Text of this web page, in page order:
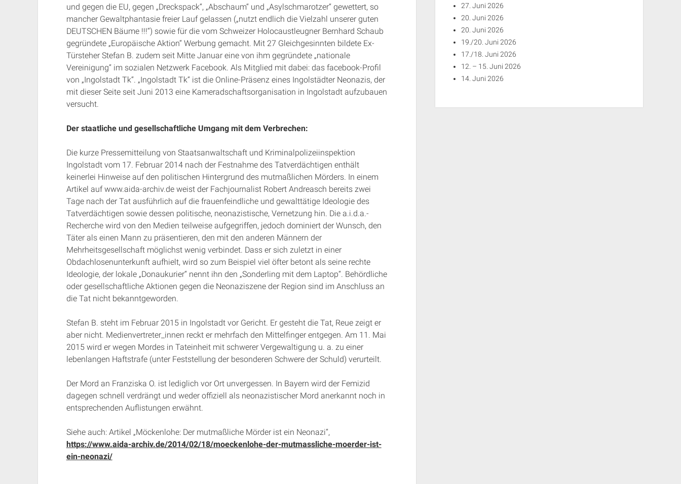
und gegen die EU, gegen „Dreckspack“, „Abschaum“ und „Asylschmarotzer“ gewettert, so
mancher Gewaltphantasie freier Lauf gelassen („nutzt endlich die Vielzahl unserer guten
DEUTSCHEN Bäume !!!“) sowie für die vom Schweizer Holocaustleugner Bernhard Schaub
gegründete „Europäische Aktion“ Werbung gemacht. Mit 27 Gleichgesinnten bildete Ex-
Türsteher Stefan B. zudem seit Mitte Januar eine von ihm gegründete „nationale
Vereinigung“ im sozialen Netzwerk Facebook. Als Mitglied mit dabei: das facebook-Profil
von „Ingolstadt Tk“. „Ingolstadt Tk“ ist die Online-Präsenz eines Ingolstädter Neonazis, der
mit dieser Seite seit Juni 2013 eine Kameradschaftsorganisation in Ingolstadt aufzubauen
versucht.
Der staatliche und gesellschaftliche Umgang mit dem Verbrechen:
Die kurze Pressemitteilung von Staatsanwaltschaft und Kriminalpolizeiinspektion
Ingolstadt vom 17. Februar 2014 nach der Festnahme des Tatverdächtigen enthält
keinerlei Hinweise auf den politischen Hintergrund des mutmaßlichen Mörders. In einem
Artikel auf www.aida-archiv.de weist der Fachjournalist Robert Andreasch bereits zwei
Tage nach der Tat ausführlich auf die frauenfeindliche und gewalttätige Ideologie des
Tatverdächtigen sowie dessen politische, neonazistische, Vernetzung hin. Die a.i.d.a.-
Recherche wird von den Medien teilweise aufgegriffen, jedoch dominiert der Wunsch, den
Täter als einen Mann zu präsentieren, den mit den anderen Männern der
Mehrheitsgesellschaft möglichst wenig verbindet. Dass er sich zuletzt in einer
Obdachlosenunterkunft aufhielt, wird so zum Beispiel viel öfter betont als seine rechte
Ideologie, der lokale „Donaukurier“ nennt ihn den „Sonderling mit dem Laptop“. Behördliche
oder gesellschaftliche Aktionen gegen die Neonaziszene der Region sind im Anschluss an
die Tat nicht bekanntgeworden.
Stefan B. steht im Februar 2015 in Ingolstadt vor Gericht. Er gesteht die Tat, Reue zeigt er
aber nicht. Medienvertreter_innen reckt er mehrfach den Mittelfinger entgegen. Am 11. Mai
2015 wird er wegen Mordes in Tateinheit mit schwerer Vergewaltigung u. a. zu einer
lebenlangen Haftstrafe (unter Feststellung der besonderen Schwere der Schuld) verurteilt.
Der Mord an Franziska O. ist lediglich vor Ort unvergessen. In Bayern wird der Femizid
dagegen schnell verdrängt und weder offiziell als neonazistischer Mord anerkannt noch in
entsprechenden Auflistungen erwähnt.
Siehe auch: Artikel „Möckenlohe: Der mutmaßliche Mörder ist ein Neonazi“,
https://www.aida-archiv.de/2014/02/18/moeckenlohe-der-mutmassliche-moerder-ist-
ein-neonazi/
27. Juni 2026
20. Juni 2026
20. Juni 2026
19./20. Juni 2026
17./18. Juni 2026
12. – 15. Juni 2026
14. Juni 2026